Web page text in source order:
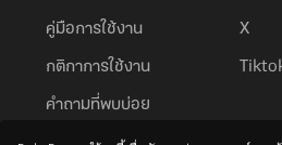
คู่มือการใช้งาน
กติกาการใช้งาน
คำถามที่พบบ่อย
X